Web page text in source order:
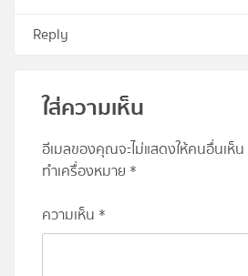
Reply
ใส่ความเห็น
อีเมลของคุณจะไม่แสดงให้คนอื่นเห็น
ทำเครื่องหมาย *
ความเห็น *